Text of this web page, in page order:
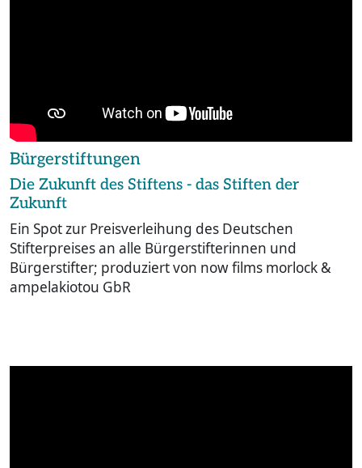
Bürgerstiftungen
Die Zukunft des Stiftens - das Stiften der
Zukunft
Ein Spot zur Preisverleihung des Deutschen
Stifterpreises an alle Bürgerstifterinnen und
Bürgerstifter; produziert von now films morlock &
ampelakiotou GbR